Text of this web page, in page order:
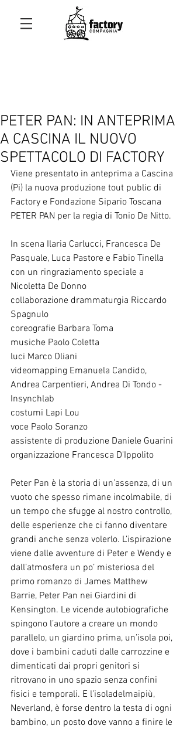
PETER PAN: IN ANTEPRIMA
A CASCINA IL NUOVO
SPETTACOLO DI FACTORY
Viene presentato in anteprima a Cascina
(Pi) la nuova produzione tout public di
Factory e Fondazione Sipario Toscana
PETER PAN per la regia di Tonio De Nitto.
In scena Ilaria Carlucci, Francesca De
Pasquale, Luca Pastore e Fabio Tinella
con un ringraziamento speciale a
Nicoletta De Donno
collaborazione drammaturgia Riccardo
Spagnulo
coreografie Barbara Toma
musiche Paolo Coletta
luci Marco Oliani
videomapping Emanuela Candido,
Andrea Carpentieri, Andrea Di Tondo -
Insynchlab
costumi Lapi Lou
voce Paolo Soranzo
assistente di produzione Daniele Guarini
organizzazione Francesca D'Ippolito
Peter Pan è la storia di un’assenza, di un
vuoto che spesso rimane incolmabile, di
un tempo che sfugge al nostro controllo,
delle esperienze che ci fanno diventare
grandi anche senza volerlo. L’ispirazione
viene dalle avventure di Peter e Wendy e
dall’atmosfera un po’ misteriosa del
primo romanzo di James Matthew
Barrie, Peter Pan nei Giardini di
Kensington. Le vicende autobiografiche
spingono l’autore a creare un mondo
parallelo, un giardino prima, un’isola poi,
dove i bambini caduti dalle carrozzine e
dimenticati dai propri genitori si
ritrovano in uno spazio senza confini
fisici e temporali. E l’isoladelmaipiù,
Neverland, è forse dentro la testa di ogni
bambino, un posto dove vanno a finire le